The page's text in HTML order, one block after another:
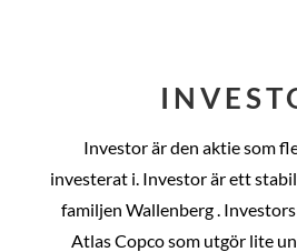
Investor är den aktie som
investerat i. Investor är ett
familjen Wallenberg .
Atlas Copco som utgör lite